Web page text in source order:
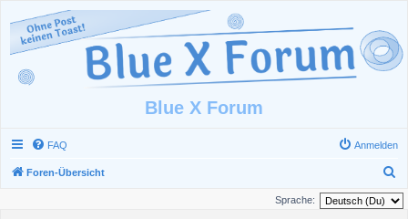
Blue X Forum
FAQ Anmelden
Foren-Übersicht
u
Sprache: